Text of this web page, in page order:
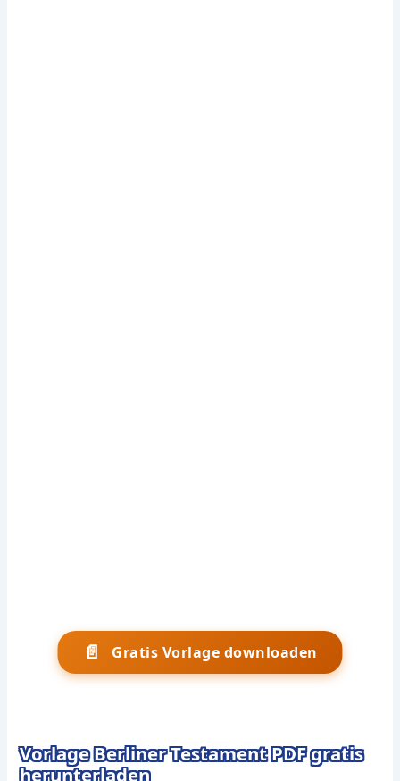
📄 Gratis Vorlage downloaden
Vorlage Berliner Testament PDF gratis
herunterladen